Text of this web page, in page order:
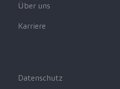
Über uns
Karriere
Datenschutz